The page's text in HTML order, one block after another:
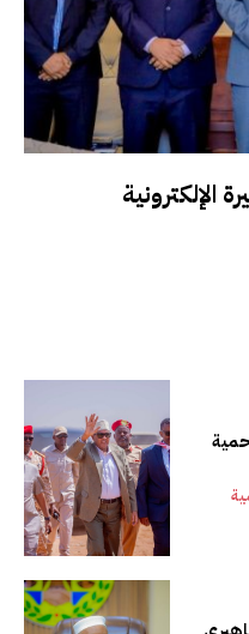
الإلكترونية